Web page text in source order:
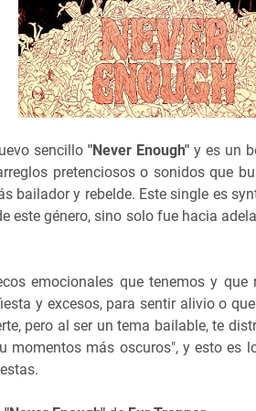
sencillo "Never Enough" y es un
pretenciosos o sonidos que
bailador y rebelde. Este single es
este género, sino solo fue hacia
emocionales que tenemos y
y excesos, para sentir alivio o
pero al ser un tema bailable, te
momentos más oscuros", y esto es